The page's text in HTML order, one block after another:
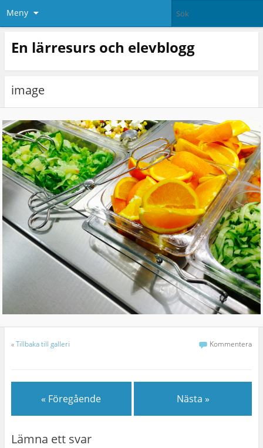
Meny
En lärresurs och elevblogg
image
«Tillbaka till galleri Kommentera
« Föregående Nästa »
Lämna ett svar